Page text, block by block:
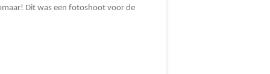
Dit was een fotoshoot voor de